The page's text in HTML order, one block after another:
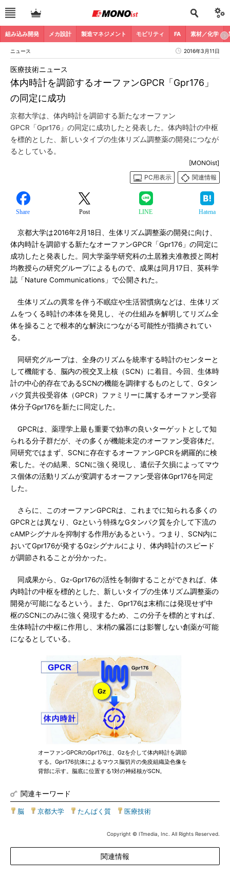
組み込み開発 メカ設計 製造マネジメント モビリティ FA 素材／化学
ニュース 2016年3月11日
体内時計を調節するオーファンGPCR「Gpr176」
の同定に成功
医療技術ニュース
京都大学は、体内時計を調節する新たなオーファン
GPCR「Gpr176」の同定に成功したと発表した。体内時計の中枢
を標的とした、新しいタイプの生体リズム調整薬の開発につなが
るとしている。
[MONOist]
PC用表示
関連情報
Share Post LINE Hatena
京都大学は2016年2月18日、生体リズム調整薬の開発に向け、
体内時計を調節する新たなオーファンGPCR「Gpr176」の同定に
成功したと発表した。同大学薬学研究科の土居雅夫准教授と岡村
均教授らの研究グループによるもので、成果は同月17日、英科学
誌「Nature Communications」で公開された。
生体リズムの異常を伴う不眠症や生活習慣病などは、生体リズ
ムをつくる時計の本体を発見し、その仕組みを解明してリズム全
体を操ることで根本的な解決につながる可能性が指摘されてい
る。
同研究グループは、全身のリズムを統率する時計のセンターと
して機能する、脳内の視交叉上核（SCN）に着目。今回、生体時
計の中心的存在であるSCNの機能を調律するものとして、Gタン
パク質共役受容体（GPCR）ファミリーに属するオーファン受容
体分子Gpr176を新たに同定した。
GPCRは、薬理学上最も重要で効率の良いターゲットとして知
られる分子群だが、その多くが機能未定のオーファン受容体だ。
同研究ではまず、SCNに存在するオーファンGPCRを網羅的に検
索した。その結果、SCNに強く発現し、遺伝子欠損によってマウ
ス個体の活動リズムが変調するオーファン受容体Gpr176を同定
した。
さらに、このオーファンGPCRは、これまでに知られる多くの
GPCRとは異なり、Gzという特殊なGタンパク質を介して下流の
cAMPシグナルを抑制する作用があるという。つまり、SCN内に
おいてGpr176が発するGzシグナルにより、体内時計のスピード
が調節されることが分かった。
同成果から、Gz-Gpr176の活性を制御することができれば、体
内時計の中枢を標的とした、新しいタイプの生体リズム調整薬の
開発が可能になるという。また、Gpr176は末梢には発現せず中
枢のSCNにのみに強く発現するため、この分子を標的とすれば、
生体時計の中枢に作用し、末梢の臓器には影響しない創薬が可能
になるとしている。
オーファンGPCRのGpr176は、Gzを介して体内時計を調節
する。Gpr176抗体によるマウス脳切片の免疫組織染色像を
背部に示す。脳底に位置する1対の神経核がSCN。
関連キーワード
脳 京都大学 たんぱく質 医療技術
Copyright © ITmedia, Inc. All Rights Reserved.
関連情報